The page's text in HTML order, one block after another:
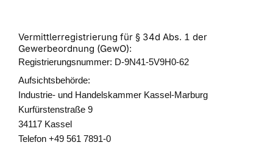
Vermittlerregistrierung für § 34d Abs. 1 der
Gewerbeordnung (GewO):
Registrierungsnummer: D-9N41-5V9H0-62
Aufsichtsbehörde:
Industrie- und Handelskammer Kassel-Marburg
Kurfürstenstraße 9
34117 Kassel
Telefon +49 561 7891-0